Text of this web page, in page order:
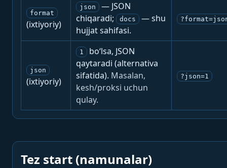
format
(ixtiyoriy)
json
— JSON
chiqaradi;
docs
— shu
hujjat sahifasi.
json
(ixtiyoriy)
1
bo‘lsa, JSON
qaytaradi (alternativa
sifatida). Masalan,
kesh/proksi uchun
qulay.
?json=1
Tez start (namunalar)